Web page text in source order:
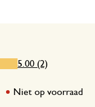
5.00 (2)
Niet op voorraad